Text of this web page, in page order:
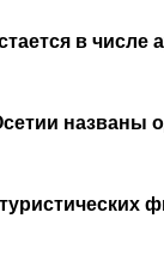
в числе
названы